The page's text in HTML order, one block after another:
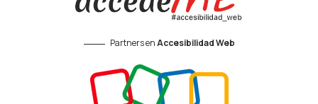
Partners enAccesibilidad Web